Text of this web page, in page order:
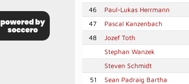
46
Paul-Lukas Herrmann
47
Pascal Kanzenbach
48
Jozef Toth
Stephan Wanzek
Steven Schmidt
51
Sean Padraig Bartha